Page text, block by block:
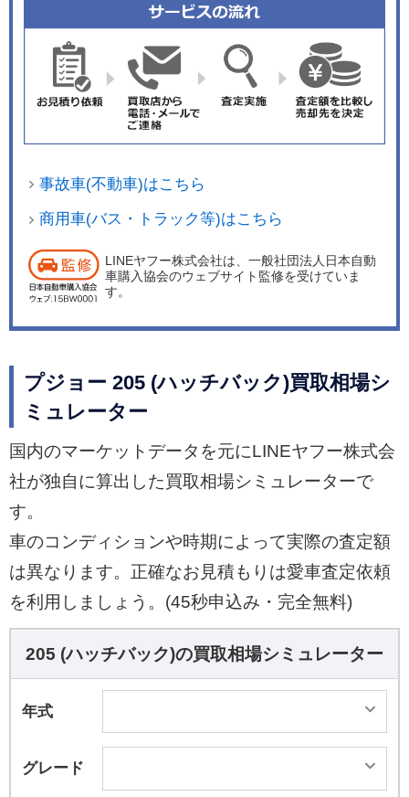
事故車(不動車)はこちら
商用車(バス・トラック等)はこちら
LINEヤフー株式会社は、一般社団法人日本自動
車購入協会のウェブサイト監修を受けていま
す。
プジョー 205 (ハッチバック)買取相場シ
ミュレーター
国内のマーケットデータを元にLINEヤフー株式会
社が独自に算出した買取相場シミュレーターで
す。
車のコンディションや時期によって実際の査定額
は異なります。正確なお見積もりは愛車査定依頼
を利用しましょう。(45秒申込み・完全無料)
205 (ハッチバック)の買取相場シミュレーター
年式
グレード